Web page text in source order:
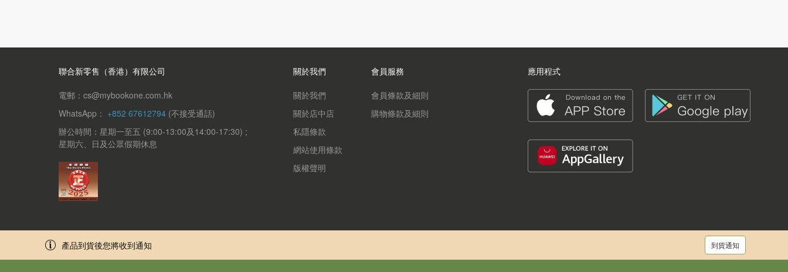
產品到貨後您將收到通知 到貨通知
聯合新零售（香港）有限公司
電郵：cs@mybookone.com.hk
WhatsApp： +852 67612794 (不接受通話)
辦公時間：星期一至五 (9:00-13:00及14:00-17:30) ;
星期六、日及公眾假期休息
關於我們
關於我們
關於店中店
私隱條款
網站使用條款
版權聲明
會員服務
會員條款及細則
購物條款及細則
應用程式